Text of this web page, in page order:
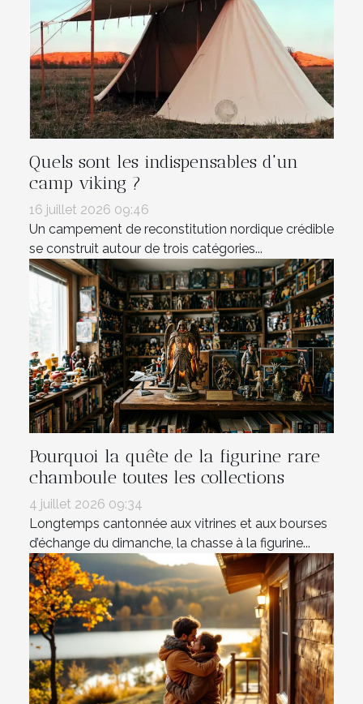
Quels sont les indispensables d'un
camp viking ?
16 juillet 2026 09:46
Un campement de reconstitution nordique crédible
se construit autour de trois catégories...
Pourquoi la quête de la figurine rare
chamboule toutes les collections
4 juillet 2026 09:34
Longtemps cantonnée aux vitrines et aux bourses
d’échange du dimanche, la chasse à la figurine...